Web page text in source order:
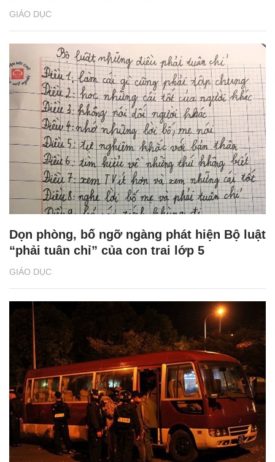
GIÁO DỤC
GIÁO DỤC
Dọn phòng, bố ngỡ ngàng phát hiện Bộ luật
“phải tuân chỉ” của con trai lớp 5